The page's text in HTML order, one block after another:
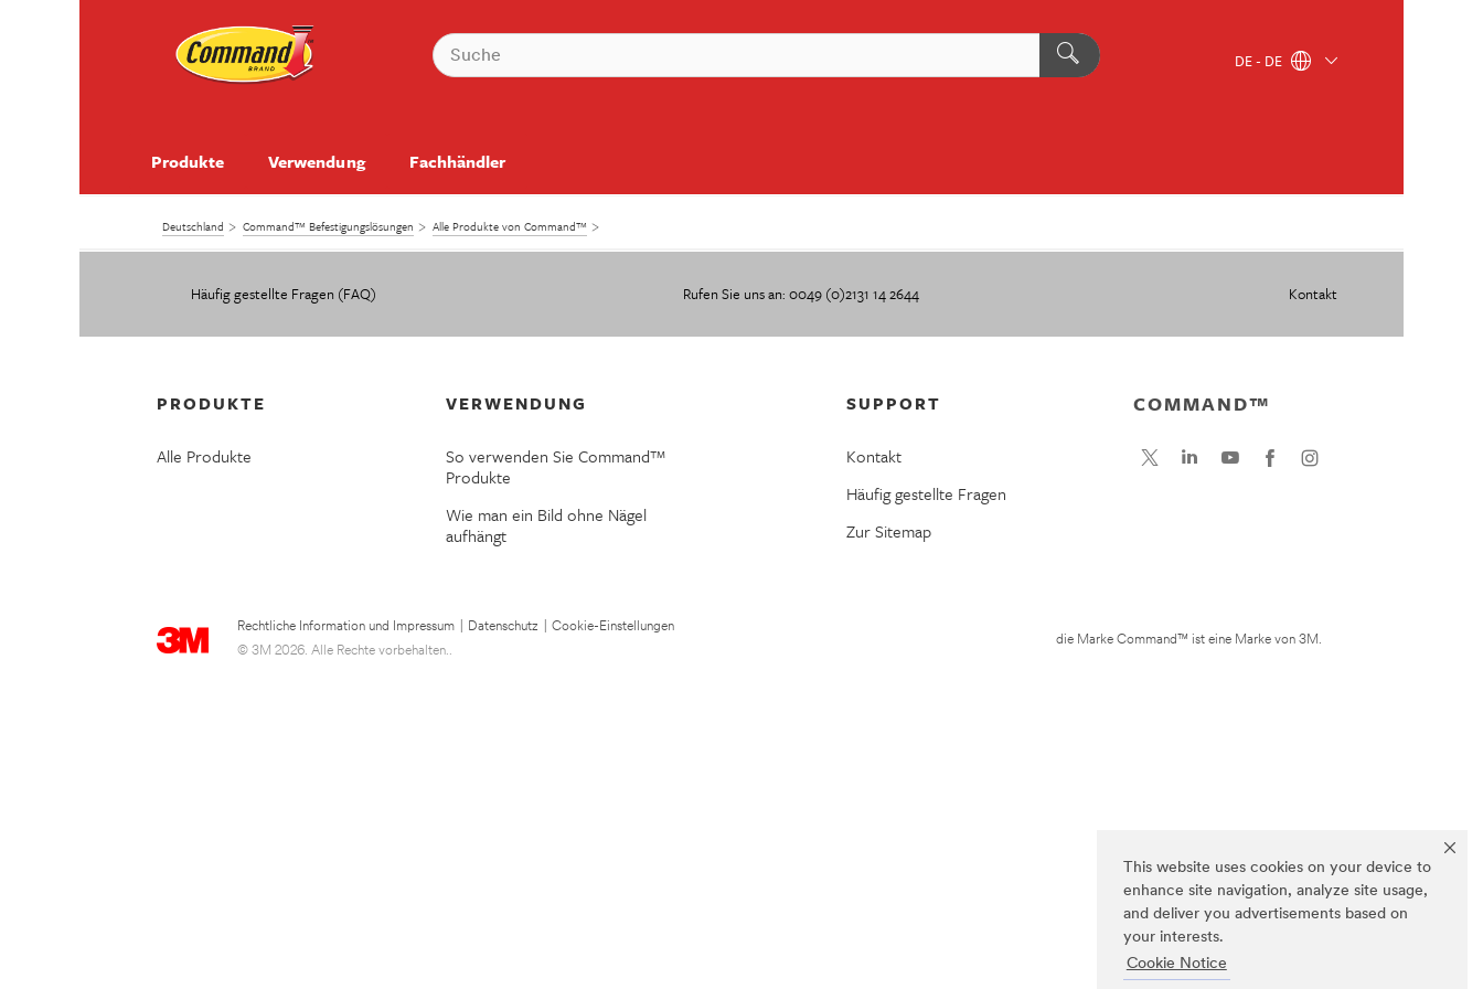
This website uses cookies on your device to
enhance site navigation, analyze site usage,
and deliver you advertisements based on
your interests.
Cookie Notice
DE - DE
Produkte Verwendung Fachhändler
Deutschland Command™ Befestigungslösungen Alle Produkte von Command™
Häufig gestellte Fragen (FAQ) Rufen Sie uns an: 0049 (0)2131 14 2644 Kontakt
PRODUKTE
Alle Produkte
VERWENDUNG
So verwenden Sie Command™
Produkte
Wie man ein Bild ohne Nägel
aufhängt
SUPPORT
Kontakt
Häufig gestellte Fragen
Zur Sitemap
Rechtliche Information und Impressum Datenschutz
Cookie-Einstellungen
© 3M 2026. Alle Rechte vorbehalten..
COMMAND™
die Marke Command™ ist eine Marke von 3M.